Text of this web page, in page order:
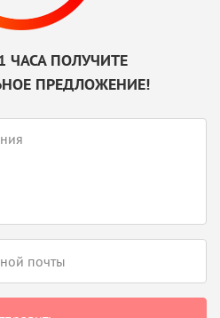
ЧАСА ПОЛУЧИТЕ
ПРЕДЛОЖЕНИЕ!